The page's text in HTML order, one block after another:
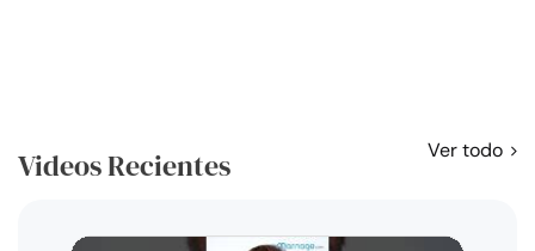
Videos Recientes Ver todo